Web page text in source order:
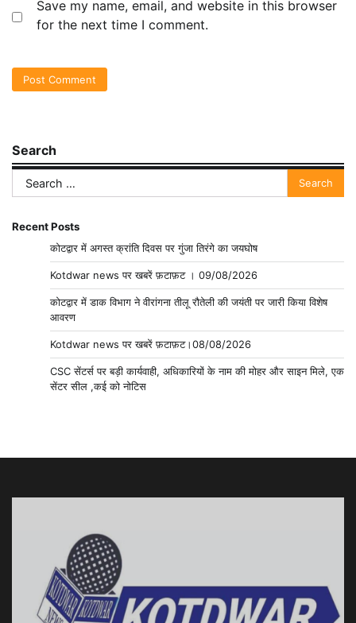
Save my name, email, and website in this browser
for the next time I comment.
Search
Search
for:
Recent Posts
कोटद्वार में अगस्त क्रांति दिवस पर गुंजा तिरंगे का जयघोष
Kotdwar news पर खबरें फ़टाफ़ट । 09/08/2026
कोटद्वार में डाक विभाग ने वीरांगना तीलू रौतेली की जयंती पर जारी किया विशेष
आवरण
Kotdwar news पर खबरें फ़टाफ़ट।08/08/2026
CSC सेंटर्स पर बड़ी कार्यवाही, अधिकारियों के नाम की मोहर और साइन मिले, एक
सेंटर सील ,कई को नोटिस